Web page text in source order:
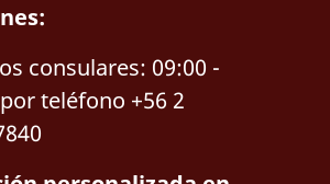
consulares: 09:00 -
teléfono +56 2